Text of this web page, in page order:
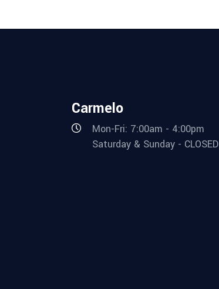
Carmelo
Mon-Fri: 7:00am - 4:00pm
Saturday & Sunday - CLOSED